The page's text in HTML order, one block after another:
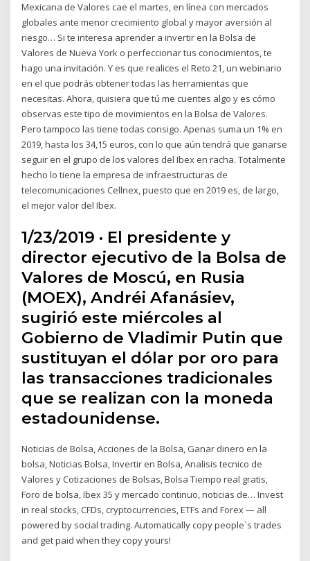
Mexicana de Valores cae el martes, en línea con mercados
globales ante menor crecimiento global y mayor aversión al
riesgo… Si te interesa aprender a invertir en la Bolsa de
Valores de Nueva York o perfeccionar tus conocimientos, te
hago una invitación. Y es que realices el Reto 21, un webinario
en el que podrás obtener todas las herramientas que
necesitas. Ahora, quisiera que tú me cuentes algo y es cómo
observas este tipo de movimientos en la Bolsa de Valores.
Pero tampoco las tiene todas consigo. Apenas suma un 1% en
2019, hasta los 34,15 euros, con lo que aún tendrá que ganarse
seguir en el grupo de los valores del Ibex en racha. Totalmente
hecho lo tiene la empresa de infraestructuras de
telecomunicaciones Cellnex, puesto que en 2019 es, de largo,
el mejor valor del Ibex.
1/23/2019 · El presidente y
director ejecutivo de la Bolsa de
Valores de Moscú, en Rusia
(MOEX), Andréi Afanásiev,
sugirió este miércoles al
Gobierno de Vladimir Putin que
sustituyan el dólar por oro para
las transacciones tradicionales
que se realizan con la moneda
estadounidense.
Noticias de Bolsa, Acciones de la Bolsa, Ganar dinero en la
bolsa, Noticias Bolsa, Invertir en Bolsa, Analisis tecnico de
Valores y Cotizaciones de Bolsas, Bolsa Tiempo real gratis,
Foro de bolsa, Ibex 35 y mercado continuo, noticias de… Invest
in real stocks, CFDs, cryptocurrencies, ETFs and Forex — all
powered by social trading. Automatically copy people`s trades
and get paid when they copy yours!